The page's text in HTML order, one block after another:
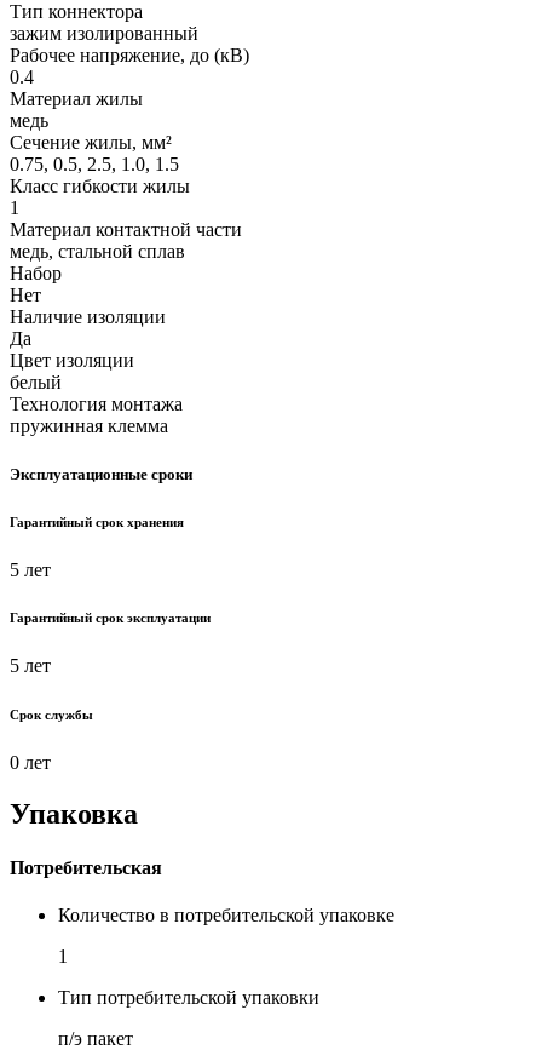
Тип коннектора
зажим изолированный
Рабочее напряжение, до (кВ)
0.4
Материал жилы
медь
Сечение жилы, мм²
0.75, 0.5, 2.5, 1.0, 1.5
Класс гибкости жилы
1
Материал контактной части
медь, стальной сплав
Набор
Нет
Наличие изоляции
Да
Цвет изоляции
белый
Технология монтажа
пружинная клемма
Эксплуатационные сроки
Гарантийный срок хранения
5 лет
Гарантийный срок эксплуатации
5 лет
Срок службы
0 лет
Упаковка
Потребительская
Количество в потребительской упаковке
1
Тип потребительской упаковки
п/э пакет